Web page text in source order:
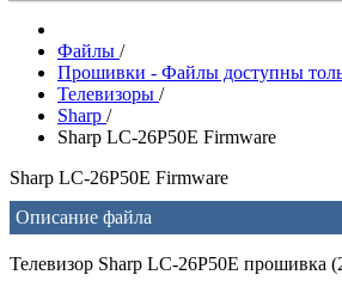
Файлы /
Прошивки - Файлы доступны
Телевизоры /
Sharp /
Sharp LC-26P50E Firmware
Sharp LC-26P50E Firmware
Описание файла
Телевизор Sharp LC-26P50E прошивка